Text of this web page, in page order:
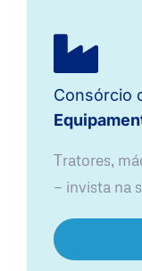
Consórcio
Tratores,
— invista na